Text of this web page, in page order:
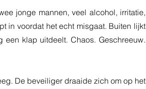
jonge mannen, veel alcohol, irritatie,
in voordat het echt misgaat. Buiten lijkt
klap uitdeelt. Chaos. Geschreeuw.
De beveiliger draaide zich om op het